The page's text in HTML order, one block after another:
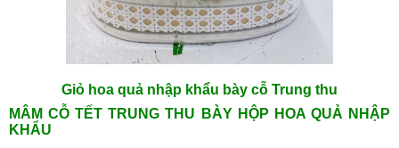
Giỏ hoa quả nhập khẩu bày cỗ Trung thu
MÂM CỖ TẾT TRUNG THU BÀY HỘP HOA QUẢ NHẬP
KHẨU